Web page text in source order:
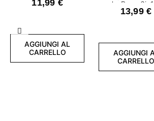
Precedente
11,99 €
AGGIUNGI AL
CARRELLO
ml - Base 6in1
protein
13,99 €
AGGIUNGI
CARRELLO